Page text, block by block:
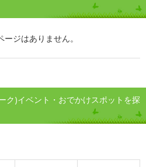
ジはありません。
ク)イベント・おでかけスポットを探